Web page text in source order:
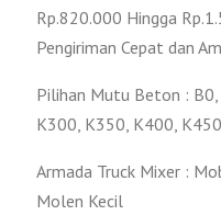
Rp.820.000 Hingga
Pengiriman Cepat dan
Pilihan Mutu Beton :
K300, K350, K400,
Armada Truck Mixer :
Molen Kecil